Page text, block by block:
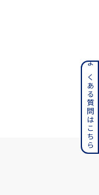
よくある質問はこちら